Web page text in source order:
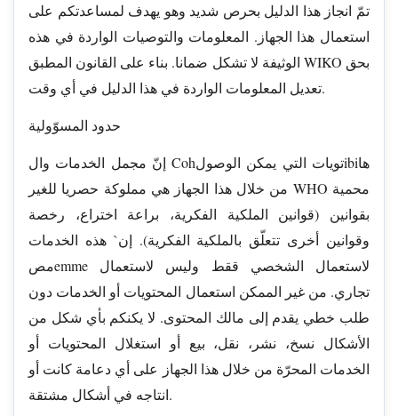
تمّ انجاز هذا الدليل بحرص شديد وهو يهدف لمساعدتكم على
استعمال هذا الجهاز. المعلومات والتوصيات الواردة في هذه
الوثيفة لا تشكل ضمانا. بناء على القانون المطبق WIKO بحق
تعديل المعلومات الواردة في هذا الدليل في أي وقت.
حدود المسوّولية
إنّ مجمل الخدمات وال Cohتويات التي يمكن الوصولibiها
من خلال هذا الجهاز هي مملوكة حصريا للغير WHO محمية
بقوانين (قوانين الملكية الفكرية، براعة اختراع، رخصة
وقوانين أخرى تتعلّق بالملكية الفكرية). إن` هذه الخدمات
مصemme لاستعمال الشخصي ققط وليس لاستعمال
تجاري. من غير الممكن استعمال المحتويات أو الخدمات دون
طلب خطي يقدم إلى مالك المحتوى. لا يكنكم بأي شكل من
الأشكال نسخ، نشر، نقل، بيع أو استغلال المحتويات أو
الخدمات المحرّة من خلال هذا الجهاز على أي دعامة كانت أو
انتاجه في أشكال مشتقة.